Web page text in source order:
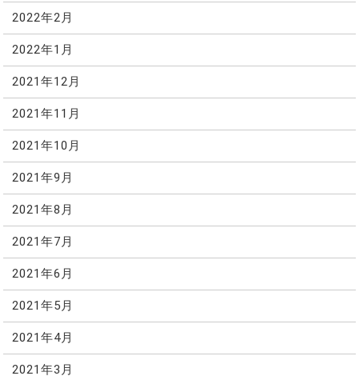
2022年2月
2022年1月
2021年12月
2021年11月
2021年10月
2021年9月
2021年8月
2021年7月
2021年6月
2021年5月
2021年4月
2021年3月